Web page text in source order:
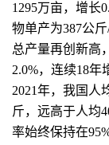
1295万亩，增长
物单产为387公
总产量再创新高
2.0%，连续18年
2021年，我国人
斤，远高于人均
率始终保持在